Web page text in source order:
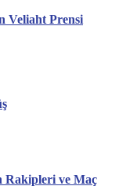
Veliaht Prensi
Rakipleri ve Maç